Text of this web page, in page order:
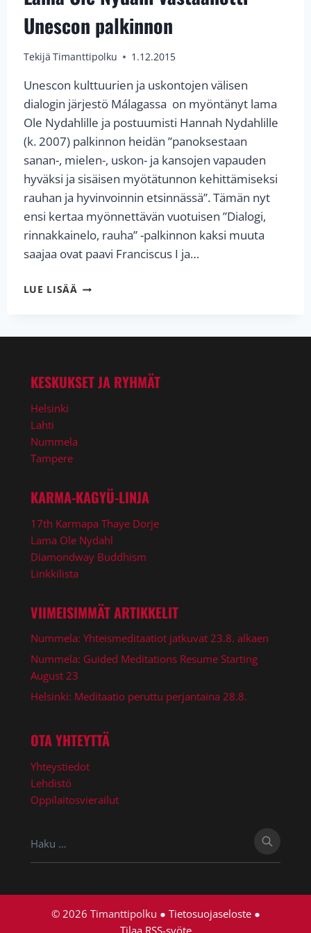
Unescon palkinnon
Tekijä Timanttipolku 1.12.2015
Unescon kulttuurien ja uskontojen välisen
dialogin järjestö Málagassa on myöntänyt lama
Ole Nydahlille ja postuumisti Hannah Nydahlille
(k. 2007) palkinnon heidän ”panoksestaan
sanan-, mielen-, uskon- ja kansojen vapauden
hyväksi ja sisäisen myötätunnon kehittämiseksi
rauhan ja hyvinvoinnin etsinnässä”. Tämän nyt
ensi kertaa myönnettävän vuotuisen ”Dialogi,
rinnakkainelo, rauha” -palkinnon kaksi muuta
saajaa ovat paavi Franciscus I ja…
LUE LISÄÄLAMA
KESKUKSET JA RYHMÄT
Helsinki
Lahti
Nummela
Tampere
KARMA-KAGYÜ-LINJA
17th Karmapa Thaye Dorje
Lama Ole Nydahl
Diamondway Buddhism
Linkkilista
VIIMEISIMMÄT ARTIKKELIT
Nummela: Yhteismeditaatiot jatkuvat 23.8. alkaen
Nummela: Guided Meditations Resume Starting
August 23
Helsinki: Meditaatio peruttu perjantaina 28.8.
OTA YHTEYTTÄ
Yhteystiedot
Lehdistö
Oppilaitosvierailut
Haku:
© 2026 Timanttipolku ● Tietosuojaseloste●